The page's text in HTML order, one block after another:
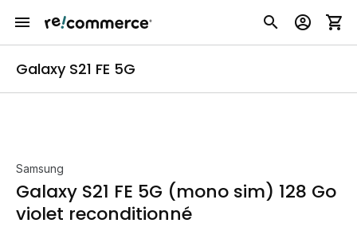
Galaxy S21 FE 5G
Samsung
Galaxy S21 FE 5G (mono sim) 128 Go
violet reconditionné